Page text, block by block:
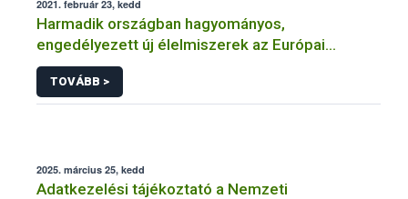
2021. február 23, kedd
Harmadik országban hagyományos,
engedélyezett új élelmiszerek az Európai
Unióban
TOVÁBB >
2025. március 25, kedd
Adatkezelési tájékoztató a Nemzeti